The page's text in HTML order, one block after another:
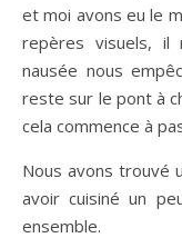
et moi avons eu le
repères visuels, il
nausée nous
reste sur le pont à
cela commence à
Nous avons trouvé
avoir cuisiné un
ensemble.